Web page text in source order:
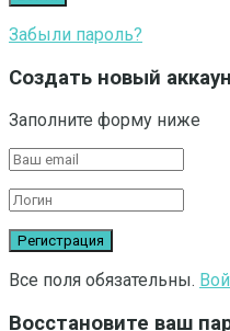
Забыли пароль?
Создать новый
Заполните форму ниже
Все поля обязательны.
Восстановите ваш